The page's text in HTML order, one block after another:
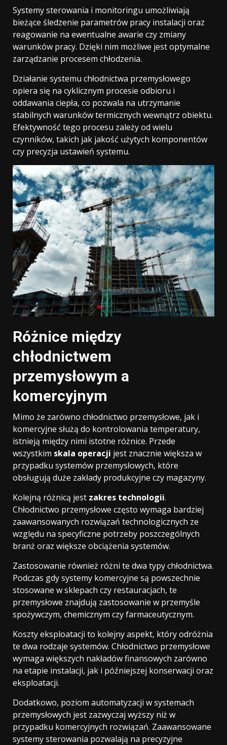
Systemy sterowania i monitoringu umożliwiają
bieżące śledzenie parametrów pracy instalacji oraz
reagowanie na ewentualne awarie czy zmiany
warunków pracy. Dzięki nim możliwe jest optymalne
zarządzanie procesem chłodzenia.
Działanie systemu chłodnictwa przemysłowego
opiera się na cyklicznym procesie odbioru i
oddawania ciepła, co pozwala na utrzymanie
stabilnych warunków termicznych wewnątrz obiektu.
Efektywność tego procesu zależy od wielu
czynników, takich jak jakość użytych komponentów
czy precyzja ustawień systemu.
Różnice między
chłodnictwem
przemysłowym a
komercyjnym
Mimo że zarówno chłodnictwo przemysłowe, jak i
komercyjne służą do kontrolowania temperatury,
istnieją między nimi istotne różnice. Przede
wszystkim skala operacji jest znacznie większa w
przypadku systemów przemysłowych, które
obsługują duże zakłady produkcyjne czy magazyny.
Kolejną różnicą jest zakres technologii.
Chłodnictwo przemysłowe często wymaga bardziej
zaawansowanych rozwiązań technologicznych ze
względu na specyficzne potrzeby poszczególnych
branż oraz większe obciążenia systemów.
Zastosowanie również różni te dwa typy chłodnictwa.
Podczas gdy systemy komercyjne są powszechnie
stosowane w sklepach czy restauracjach, te
przemysłowe znajdują zastosowanie w przemyśle
spożywczym, chemicznym czy farmaceutycznym.
Koszty eksploatacji to kolejny aspekt, który odróżnia
te dwa rodzaje systemów. Chłodnictwo przemysłowe
wymaga większych nakładów finansowych zarówno
na etapie instalacji, jak i późniejszej konserwacji oraz
eksploatacji.
Dodatkowo, poziom automatyzacji w systemach
przemysłowych jest zazwyczaj wyższy niż w
przypadku komercyjnych rozwiązań. Zaawansowane
systemy sterowania pozwalają na precyzyjne